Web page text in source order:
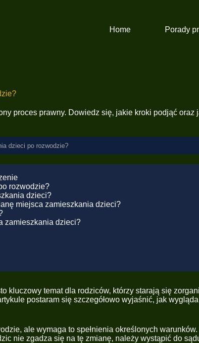
Home Porady
proces prawny. Dowiedz się, jakie kroki podjąć oraz
dzieci po rozwodzie?
rozwodzie?
dzieci?
miejsca zamieszkania dzieci?
zamieszkania dzieci?
kluczowy temat dla rodziców, którzy starają się
postaram się szczegółowo wyjaśnić, jak
ale wymaga to spełnienia określonych
nie zgadza się na tę zmianę, należy wystąpić do